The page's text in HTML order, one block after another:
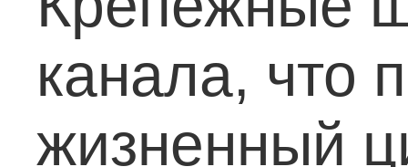
канала, что
жизненный